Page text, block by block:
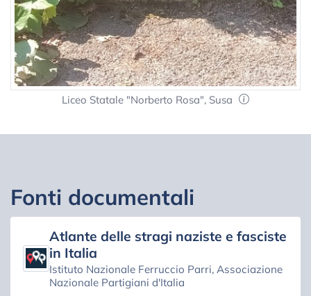
Liceo Statale "Norberto Rosa", Susa
Fonti documentali
Atlante delle stragi naziste e fasciste
in Italia
Istituto Nazionale Ferruccio Parri, Associazione
Nazionale Partigiani d'Italia